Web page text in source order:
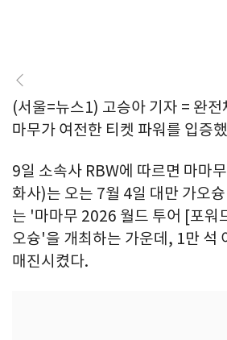
(서울=뉴스1) 고승아 기자 = 완전
마무가 여전한 티켓 파워를 입증
9일 소속사 RBW에 따르면 마마
화사)는 오는 7월 4일 대만 가오
는 '마마무 2026 월드 투어 [포
오슝'을 개최하는 가운데, 1만 석
매진시켰다.